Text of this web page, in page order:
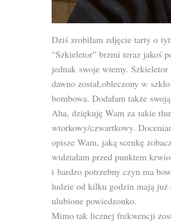
Dziś zrobiłam zdjęcie tarty o
“Szkieletor” brzmi teraz jakoś
jednak swoje wiemy.
dawno został,obleczony w
bombowa. Dodałam także
Aha, dziękuję Wam za takie
wtorkowy/czwartkowy.
opisze Wam, jaką scenkę
widziałam przed punktem
i bardzo potrzebny czyn ma
ludzie od kilku godzin mają już
ulubione powiedzonko.
Mimo tak licznej frekwencji